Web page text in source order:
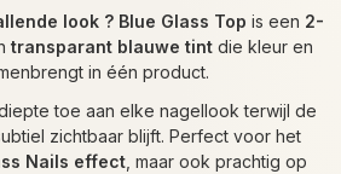
look ? Blue Glass Top is een 2-
transparant blauwe tintdie kleur en
in één product.
toe aan elke nagellook terwijl de
zichtbaar blijft. Perfect voor het
Nails effect , maar ook prachtig op